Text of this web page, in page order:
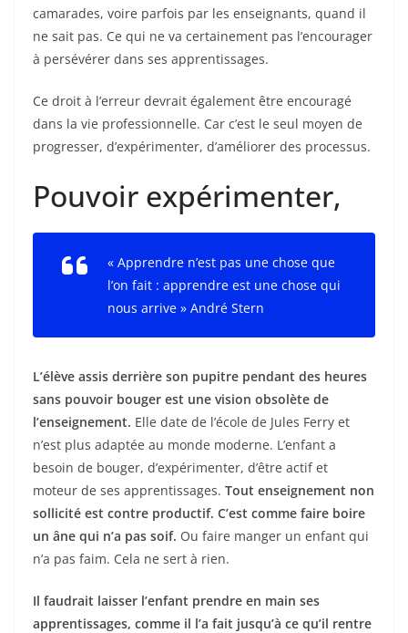
camarades, voire parfois par les enseignants, quand il
ne sait pas. Ce qui ne va certainement pas l’encourager
à persévérer dans ses apprentissages.
Ce droit à l’erreur devrait également être encouragé
dans la vie professionnelle. Car c’est le seul moyen de
progresser, d’expérimenter, d’améliorer des processus.
Pouvoir expérimenter,
« Apprendre n’est pas une chose que
l’on fait : apprendre est une chose qui
nous arrive » André Stern
L’élève assis derrière son pupitre pendant des heures
sans pouvoir bouger est une vision obsolète de
l’enseignement. Elle date de l’école de Jules Ferry et
n’est plus adaptée au monde moderne. L’enfant a
besoin de bouger, d’expérimenter, d’être actif et
moteur de ses apprentissages. Tout enseignement non
sollicité est contre productif. C’est comme faire boire
un âne qui n’a pas soif. Ou faire manger un enfant qui
n’a pas faim. Cela ne sert à rien.
Il faudrait laisser l’enfant prendre en main ses
apprentissages, comme il l’a fait jusqu’à ce qu’il rentre